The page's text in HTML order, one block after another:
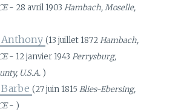
- 28 avril 1903Hambach, Moselle,
Anthony(13 juillet 1872Hambach,
- 12 janvier 1943Perrysburg,
U.S.A. )
Barbe(27 juin 1815Blies-Ebersing,
- )